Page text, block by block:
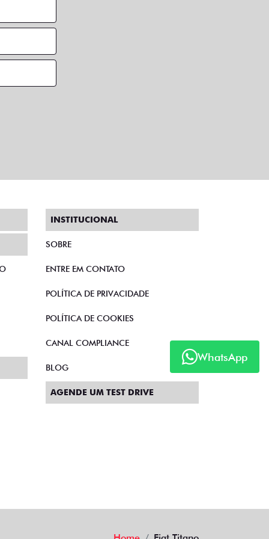
WhatsApp
INSTITUCIONAL
SOBRE
ENTRE EM CONTATO
POLÍTICA DE PRIVACIDADE
POLÍTICA DE COOKIES
CANAL COMPLIANCE
BLOG
AGENDE UM TEST DRIVE